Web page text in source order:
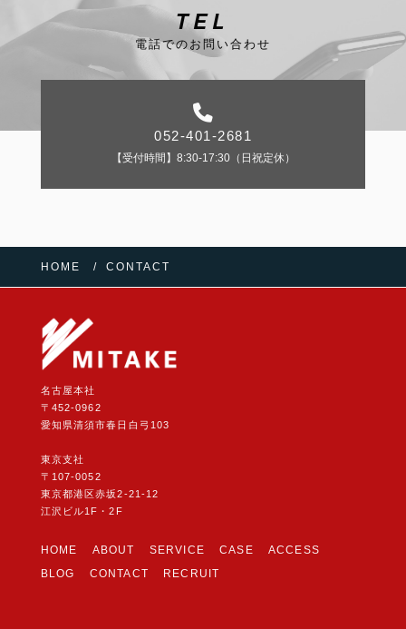
TEL
電話でのお問い合わせ
052-401-2681
【受付時間】8:30-17:30（日祝定休）
HOME CONTACT
名古屋本社
〒452-0962
愛知県清須市春日白弓103
東京支社
〒107-0052
東京都港区赤坂2-21-12
江沢ビル1F・2F
HOME ABOUT SERVICE CASE
ACCESS
BLOG
CONTACT RECRUIT